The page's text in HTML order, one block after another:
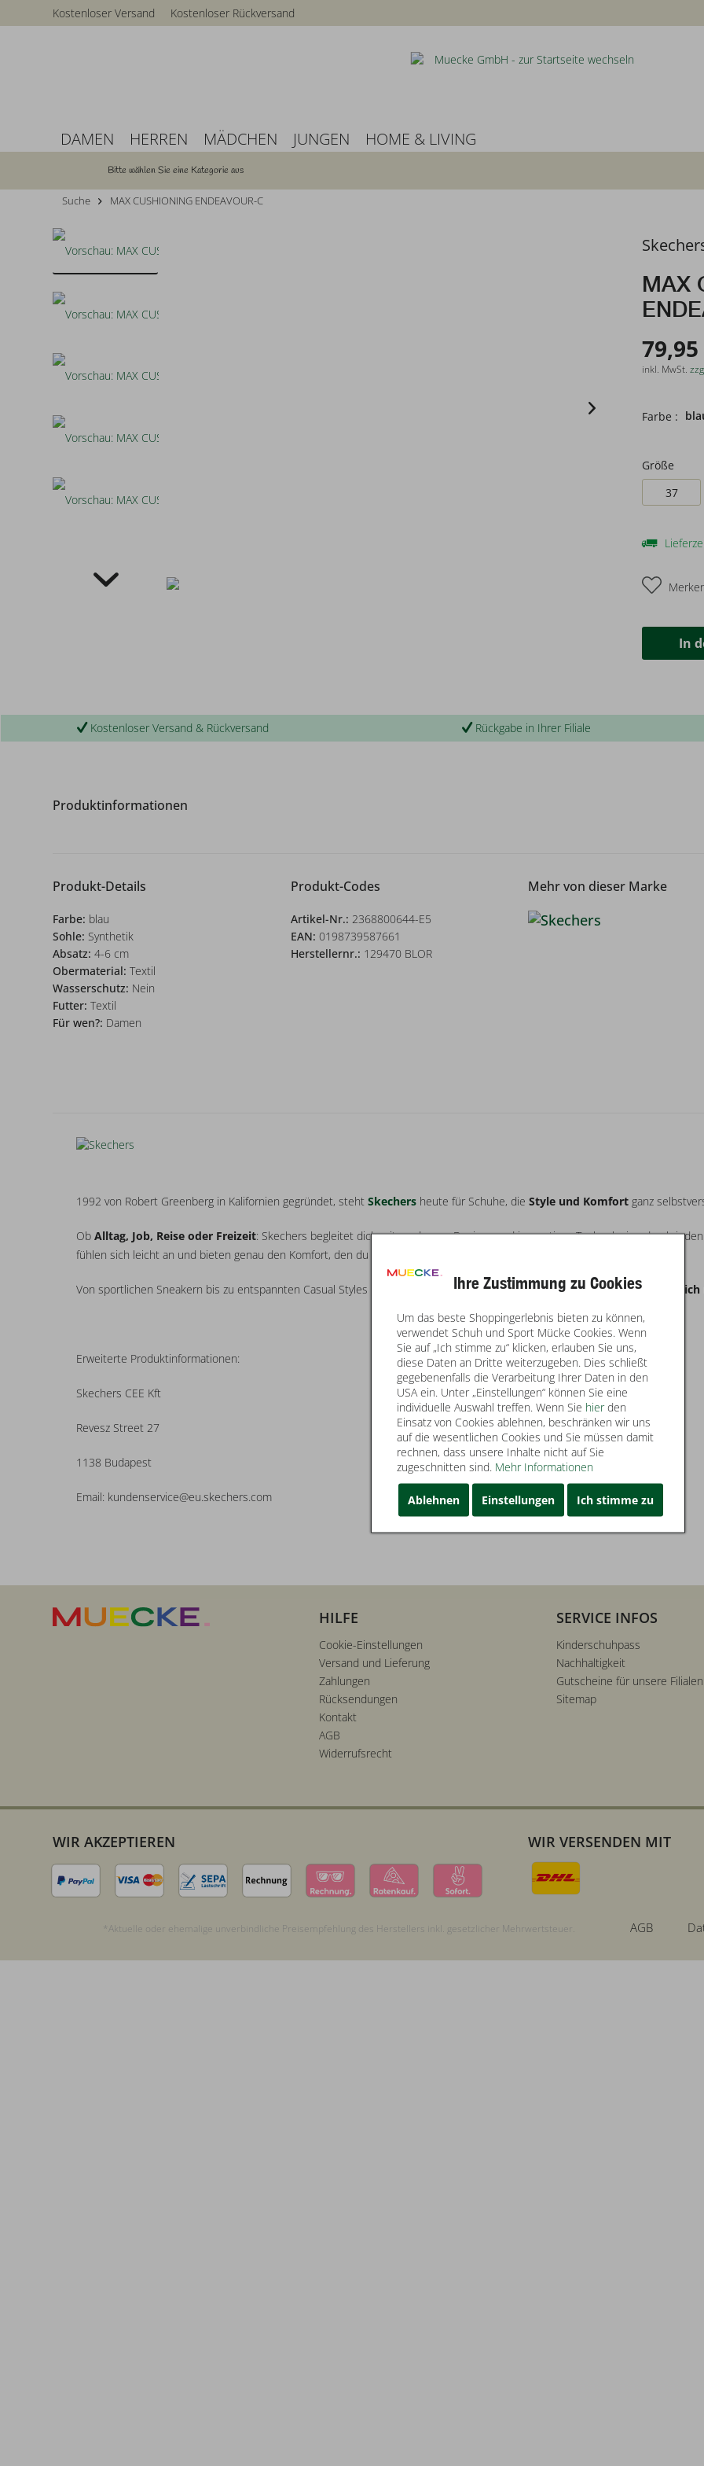
Kostenloser Versand Kostenloser Rückversand
DAMEN HERREN MÄDCHEN JUNGEN HOME & LIVING
Bitte wählen Sie eine Kategorie aus
Suche MAX CUSHIONING ENDEAVOUR-C
MAX
79,95
inkl. MwSt.
Farbe :
Größe
37
In
Kostenloser Versand & Rückversand Rückgabe in Ihrer Filiale
Produktinformationen
Produkt-Details
Farbe: blau
Sohle: Synthetik
Absatz: 4-6 cm
Obermaterial: Textil
Wasserschutz: Nein
Futter: Textil
Für wen?: Damen
Produkt-Codes
Artikel-Nr.: 2368800644-E5
EAN: 0198739587661
Herstellernr.: 129470 BLOR
Mehr von dieser Marke
1992 von Robert Greenberg in Kalifornien gegründet, stehtSkechers heute für Schuhe, dieStyle und Komfort ganz
ObAlltag, Job, Reise oder Freizeit: Skechers begleitet dich mit modernen Designs und innovativen Technologien durch
fühlen sich leicht an und bieten genau den Komfort, den du jeden Tag brauchst.
Von sportlichen Sneakern bis zu entspannten Casual Styles zeigt Skechers: Komfort kann fresh aussehen undStyle kann
Erweiterte Produktinformationen:
Skechers CEE Kft
Revesz Street 27
1138 Budapest
Email: kundenservice@eu.skechers.com
HILFE
Cookie-Einstellungen
Versand und Lieferung
Zahlungen
Rücksendungen
Kontakt
AGB
Widerrufsrecht
SERVICE INFOS
Kinderschuhpass
Nachhaltigkeit
Gutscheine für unsere Filialen
Sitemap
WIR AKZEPTIEREN WIR VERSENDEN MIT
AGB
*Aktuelle oder ehemalige unverbindliche Preisempfehlung des Herstellers inkl. gesetzlicher Mehrwertsteuer.
Ihre Zustimmung zu Cookies
Um das beste Shoppingerlebnis bieten zu können,
verwendet Schuh und Sport Mücke Cookies. Wenn
Sie auf „Ich stimme zu“ klicken, erlauben Sie uns,
diese Daten an Dritte weiterzugeben. Dies schließt
gegebenenfalls die Verarbeitung Ihrer Daten in den
USA ein. Unter „Einstellungen“ können Sie eine
individuelle Auswahl treffen. Wenn Sie hierden
Einsatz von Cookies ablehnen, beschränken wir uns
auf die wesentlichen Cookies und Sie müssen damit
rechnen, dass unsere Inhalte nicht auf Sie
zugeschnitten sind. Mehr Informationen
Ablehnen Einstellungen Ich stimme zu